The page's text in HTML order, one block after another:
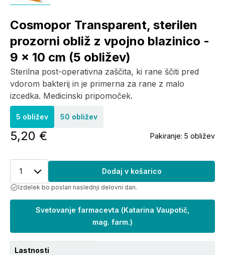
Cosmopor Transparent, sterilen
prozorni obliž z vpojno blazinico -
9 x 10 cm (5 obližev)
Sterilna post-operativna zaščita, ki rane ščiti pred
vdorom bakterij in je primerna za rane z malo
izcedka. Medicinski pripomoček.
5 obližev 50 obližev
5,20 € Pakiranje: 5 obližev
1 Dodaj v košarico
Izdelek bo poslan naslednji delovni dan.
Svetovanje farmacevta (Katarina Vaupotič,
mag. farm.)
Lastnosti